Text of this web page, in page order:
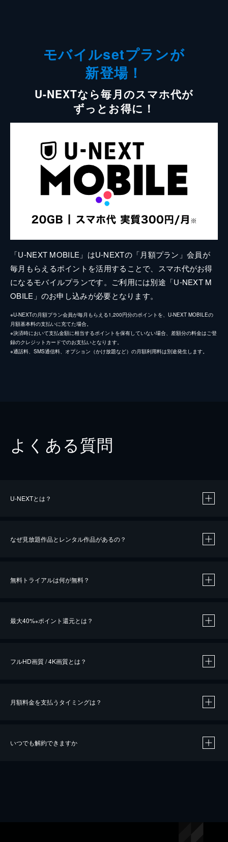
モバイルsetプランが
新登場！
U-NEXTなら毎月のスマホ代が
ずっとお得に！
「U-NEXT MOBILE」はU-NEXTの「月額プラン」会員が
毎月もらえるポイントを活用することで、スマホ代がお得
になるモバイルプランです。ご利用には別途「U-NEXT M
OBILE」のお申し込みが必要となります。
※U-NEXTの月額プラン会員が毎月もらえる1,200円分のポイントを、U-NEXT MOBILEの
月額基本料の支払いに充てた場合。
※決済時において支払金額に相当するポイントを保有していない場合、差額分の料金はご登
録のクレジットカードでのお支払いとなります。
※通話料、SMS通信料、オプション（かけ放題など）の月額利用料は別途発生します。
よくある質問
U-NEXTとは？
なぜ見放題作品とレンタル作品があるの？
無料トライアルは何が無料？
最大40%※ポイント還元とは？
※40％ポイント還元の対象は、クレジットカード決済による作品の購入 / レンタルです。
iOSアプリのUコイン決済による作品の購入 / レンタルは、20％のポイント還元です。
フルHD画質 / 4K画質とは？
月額料金を支払うタイミングは？
いつでも解約できますか